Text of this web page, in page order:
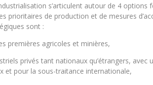
s’articulent autour de 4 options
prioritaires de production et de mesures
sont :
premières agricoles et minières,
privés tant nationaux qu’étrangers, avec
et pour la sous-traitance internationale,